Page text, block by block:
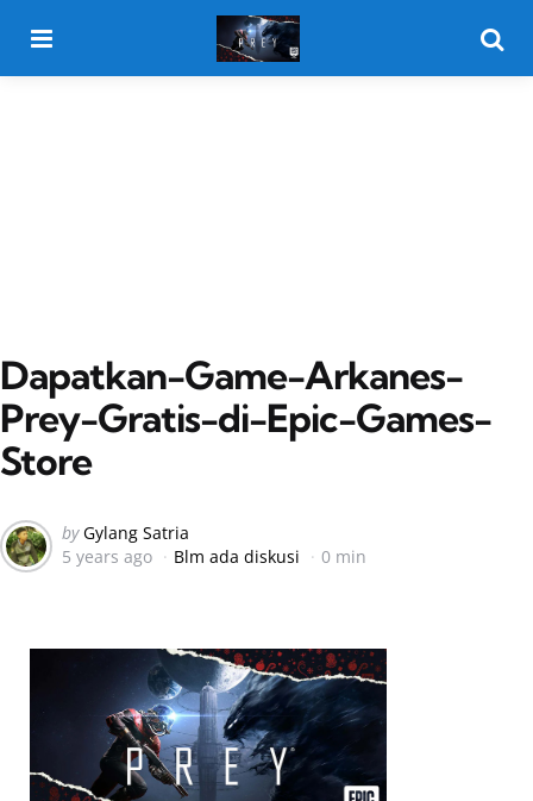
Dapatkan-Game-Arkanes-
Prey-Gratis-di-Epic-Games-
Store
Posted
by
by Gylang Satria
5 years ago
Blm ada diskusi 0 min